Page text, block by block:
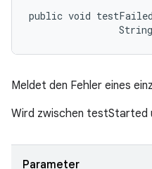
public void
Meldet den Fehler eines
Wird zwischen testStarted
Parameter